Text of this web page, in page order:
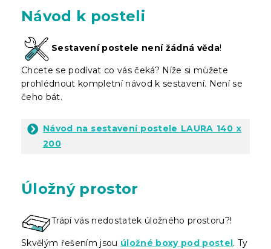
Návod k posteli
Sestavení postele není žádná věda!
Chcete se podívat co vás čeká? Níže si můžete
prohlédnout kompletní návod k sestavení. Není se
čeho bát.
Návod na sestavení postele LAURA 140 x
200
Úložný prostor
Trápí vás nedostatek úložného prostoru?!
Skvělým řešením jsou úložné boxy pod postel. Ty